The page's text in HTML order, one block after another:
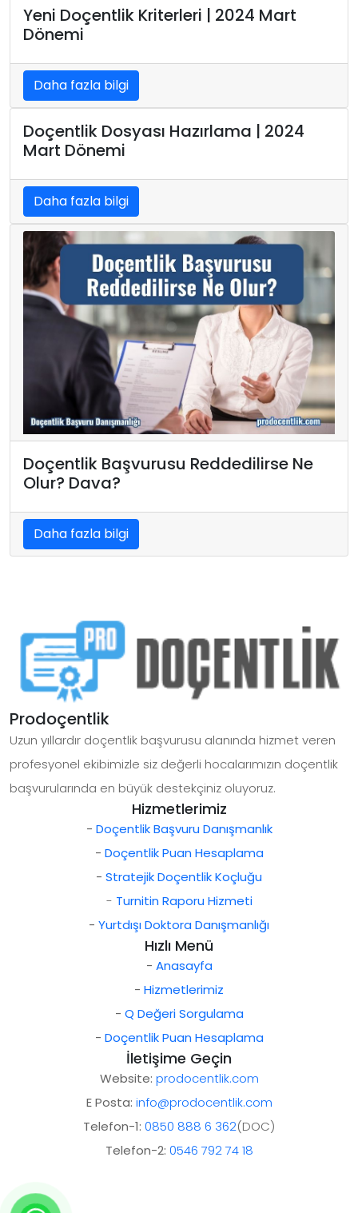
Yeni Doçentlik Kriterleri | 2024 Mart
Dönemi
Daha fazla bilgi
Doçentlik Dosyası Hazırlama | 2024
Mart Dönemi
Daha fazla bilgi
Doçentlik Başvurusu Reddedilirse Ne
Olur? Dava?
Daha fazla bilgi
Prodoçentlik
Uzun yıllardır doçentlik başvurusu alanında hizmet veren
profesyonel ekibimizle siz değerli hocalarımızın doçentlik
başvurularında en büyük destekçiniz oluyoruz.
Hizmetlerimiz
- Doçentlik Başvuru Danışmanlık
- Doçentlik Puan Hesaplama
- Stratejik Doçentlik Koçluğu
- Turnitin Raporu Hizmeti
- Yurtdışı Doktora Danışmanlığı
Hızlı Menü
- Anasayfa
- Hizmetlerimiz
- Q Değeri Sorgulama
- Doçentlik Puan Hesaplama
İletişime Geçin
Website: prodocentlik.com
E Posta: info@prodocentlik.com
Telefon-1: 0850 888 6 362(DOC)
Telefon-2: 0546 792 74 18